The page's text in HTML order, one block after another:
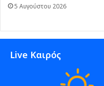
5 Αυγούστου 2026
Live Καιρός